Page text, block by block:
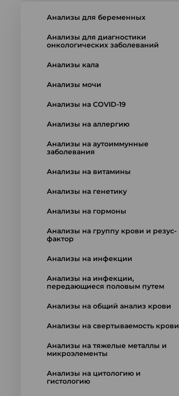
Анализы для беременных
Анализы для диагностики
онкологических заболеваний
Анализы кала
Анализы мочи
Анализы на COVID-19
Анализы на аллергию
Анализы на аутоиммунные
заболевания
Анализы на витамины
Анализы на генетику
Анализы на гормоны
Анализы на группу крови и резус-
фактор
Анализы на инфекции
Анализы на инфекции,
передающиеся половым путем
Анализы на общий анализ крови
Анализы на свертываемость крови
Анализы на тяжелые металлы и
микроэлементы
Анализы на цитологию и
гистологию